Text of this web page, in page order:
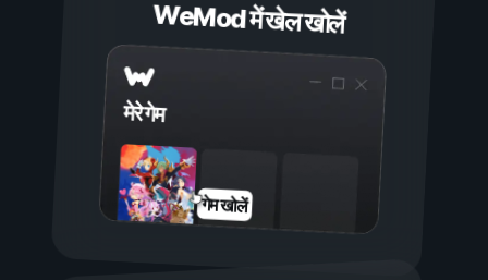
WeMod में खेल खोलें
मेरे गेम
गेम खोलें